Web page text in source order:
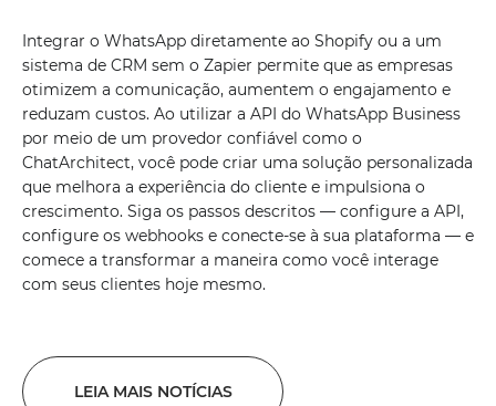
Integrar o WhatsApp diretamente ao Shopify ou a um
sistema de CRM sem o Zapier permite que as empresas
otimizem a comunicação, aumentem o engajamento e
reduzam custos. Ao utilizar a API do WhatsApp Business
por meio de um provedor confiável como o
ChatArchitect, você pode criar uma solução personalizada
que melhora a experiência do cliente e impulsiona o
crescimento. Siga os passos descritos — configure a API,
configure os webhooks e conecte-se à sua plataforma — e
comece a transformar a maneira como você interage
com seus clientes hoje mesmo.
LEIA MAIS NOTÍCIAS